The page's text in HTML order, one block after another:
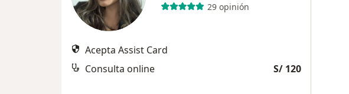
29 opinión
Acepta Assist Card
Consulta online
S/ 120